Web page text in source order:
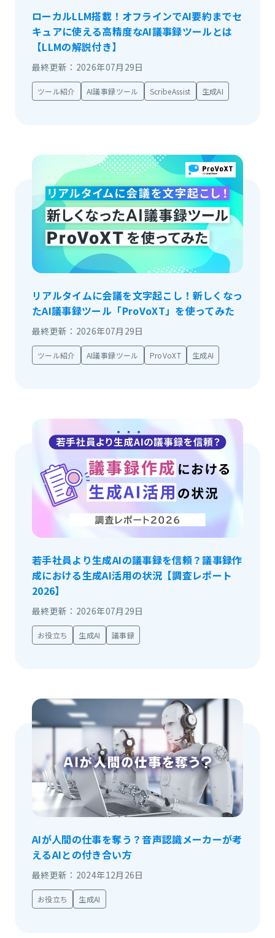
ローカルLLM搭載！オフラインでAI要約までセ
キュアに使える高精度なAI議事録ツールとは
【LLMの解説付き】
最終更新：2026年07月29日
ツール紹介 AI議事録ツール ScribeAssist 生成AI
リアルタイムに会議を文字起こし！新しくなっ
たAI議事録ツール「ProVoXT」を使ってみた
最終更新：2026年07月29日
ツール紹介 AI議事録ツール ProVoXT 生成AI
若手社員より生成AIの議事録を信頼？議事録作
成における生成AI活用の状況【調査レポート
2026】
最終更新：2026年07月29日
お役立ち 生成AI 議事録
AIが人間の仕事を奪う？音声認識メーカーが考
えるAIとの付き合い方
最終更新：2024年12月26日
お役立ち 生成AI